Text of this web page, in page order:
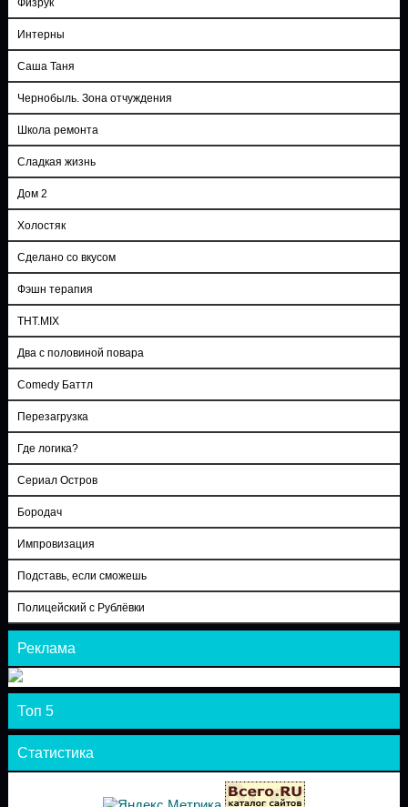
Физрук
Интерны
Саша Таня
Чернобыль. Зона отчуждения
Школа ремонта
Сладкая жизнь
Дом 2
Холостяк
Сделано со вкусом
Фэшн терапия
ТНТ.MIX
Два с половиной повара
Comedy Баттл
Перезагрузка
Где логика?
Сериал Остров
Бородач
Импровизация
Подставь, если сможешь
Полицейский с Рублёвки
Реклама
Топ 5
Статистика